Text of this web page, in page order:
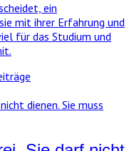
ein
mit ihrer Erfahrung und
für das Studium und